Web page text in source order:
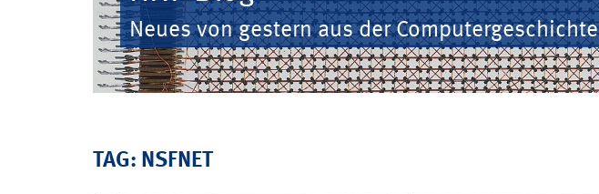
Neues von gestern aus der Computergeschichte
TAG: NSFNET